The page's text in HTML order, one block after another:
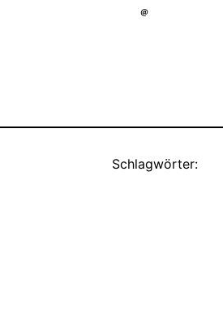
Schlagwörter: